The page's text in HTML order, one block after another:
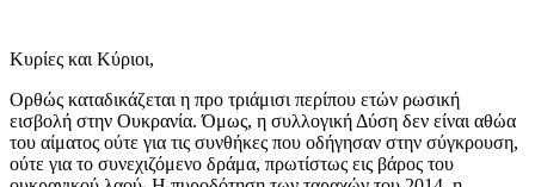
Κυρίες και Κύριοι,
Ορθώς καταδικάζεται η προ τριάμισι περίπου ετών ρωσική
εισβολή στην Ουκρανία. Όμως, η συλλογική Δύση δεν είναι αθώα
του αίματος ούτε για τις συνθήκες που οδήγησαν στην σύγκρουση,
ούτε για το συνεχιζόμενο δράμα, πρωτίστως εις βάρος του